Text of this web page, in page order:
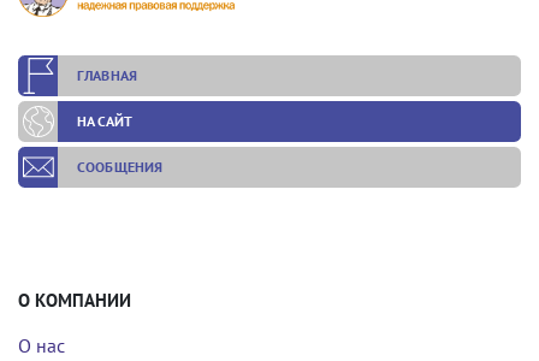
ГЛАВНАЯ
НА САЙТ
СООБЩЕНИЯ
О КОМПАНИИ
О нас